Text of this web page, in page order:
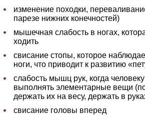
изменение походки,
парезе нижних конечностей)
мышечная слабость в ногах,
ходить
свисание стопы, которое
ноги, что приводит к развитию
слабость мышц рук, когда
выполнять элементарные вещи
держать их на весу, держать в
свисание головы вперед